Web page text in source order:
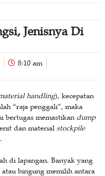
Jenisnya Di
8:10 am
handling), kecepatan
“raja penggali”, maka
bertugas memastikan dump
dan material stockpile
di lapangan. Banyak yang
bingung memilih antara